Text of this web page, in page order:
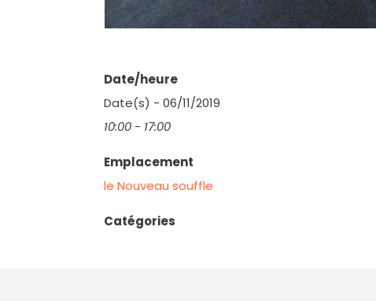
Date/heure
Date(s) - 06/11/2019
10:00 - 17:00
Emplacement
le Nouveau souffle
Catégories